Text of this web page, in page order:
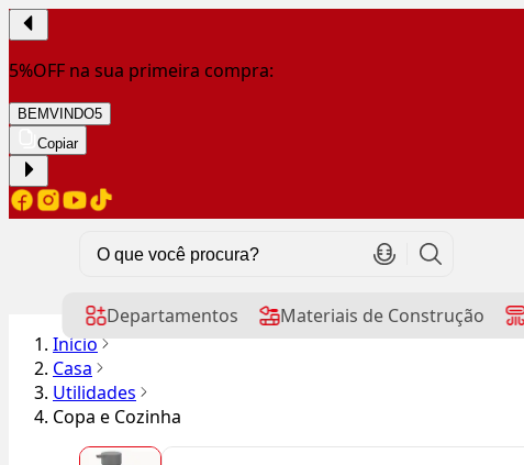
5%OFF na sua primeira compra:
BEMVINDO5
Copiar
Departamentos Materiais de Construção
Início
Casa
Utilidades
Copa e Cozinha